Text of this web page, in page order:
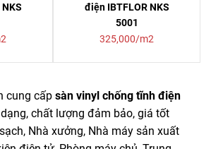
điện IBTFLOR NKS
5001
325,000/m2
cung cấp sàn vinyl chống tĩnh điện
chất lượng đảm bảo, giá tốt
Nhà xưởng, Nhà máy sản xuất